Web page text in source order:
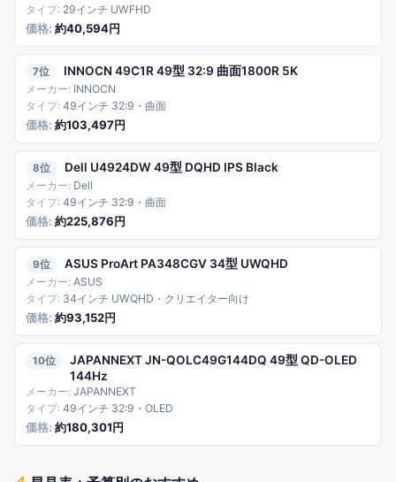
29インチ UWFHD
約40,594円
7 INNOCN 49C1R 49型 32:9 曲面1800R 5K
INNOCN
49インチ 32:9・曲面
約103,497円
8 Dell U4924DW 49型 DQHD IPS Black
Dell
49インチ 32:9・曲面
約225,876円
9 ASUS ProArt PA348CGV 34型 UWQHD
ASUS
34インチ UWQHD・クリエイター向け
約93,152円
10
JAPANNEXT JN-QOLC49G144DQ 49型 QD-OLED
144Hz
JAPANNEXT
49インチ 32:9・OLED
約180,301円